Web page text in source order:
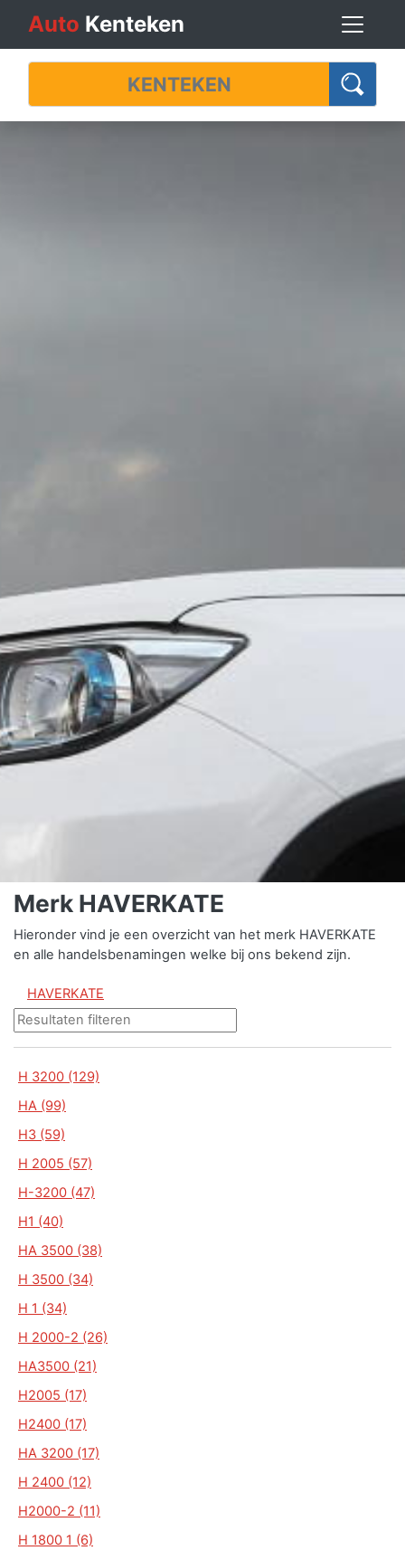
Auto Kenteken
Merk HAVERKATE
Hieronder vind je een overzicht van het merk HAVERKATE
en alle handelsbenamingen welke bij ons bekend zijn.
HAVERKATE
H 3200 (129)
HA (99)
H3 (59)
H 2005 (57)
H-3200 (47)
H1 (40)
HA 3500 (38)
H 3500 (34)
H 1 (34)
H 2000-2 (26)
HA3500 (21)
H2005 (17)
H2400 (17)
HA 3200 (17)
H 2400 (12)
H2000-2 (11)
H 1800 1 (6)